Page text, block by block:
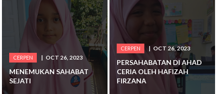
CERPEN OCT 26, 2023
MENEMUKAN SAHABAT
SEJATI
CERPEN OCT 26, 2023
PERSAHABATAN DI AHAD
CERIA OLEH HAFIZAH
FIRZANA